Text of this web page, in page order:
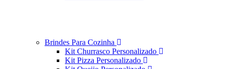
Brindes Para Cozinha
Kit Churrasco Personalizado
Kit Pizza Personalizado